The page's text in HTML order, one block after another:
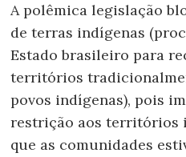
A polêmica legislação
de terras indígenas
Estado brasileiro para
territórios
povos indígenas), pois
restrição aos territórios
que as comunidades